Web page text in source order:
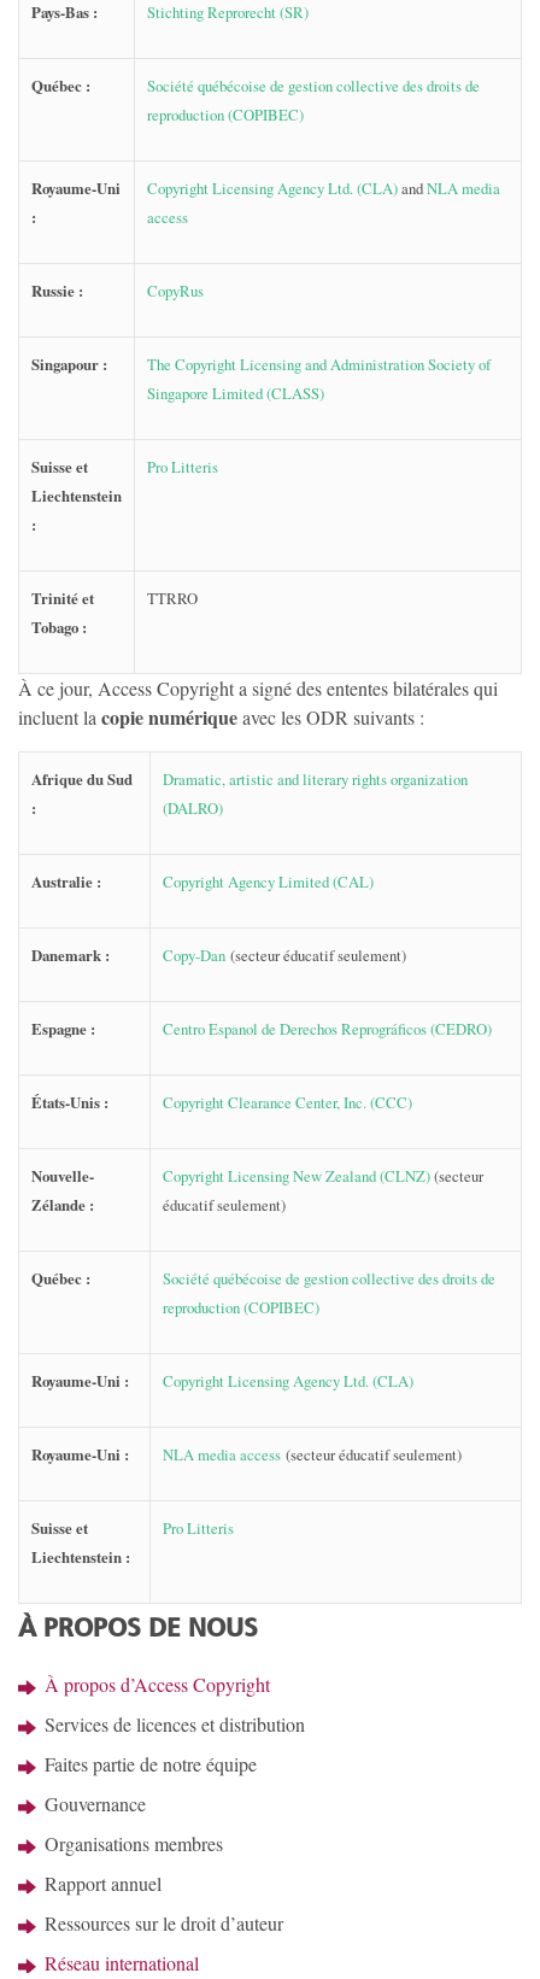
Pays-Bas : Stichting Reprorecht (SR)
Québec :
Société québécoise de gestion collective des droits de
reproduction (COPIBEC)
Royaume-Uni
:
Copyright Licensing Agency Ltd. (CLA)andNLA media
access
Russie : CopyRus
Singapour :
The Copyright Licensing and Administration Society of
Singapore Limited (CLASS)
Suisse et
Liechtenstein
:
Pro Litteris
Trinité et
Tobago :
TTRRO
À ce jour, Access Copyright a signé des ententes bilatérales qui
incluent la copie numériqueavec les ODR suivants :
Afrique du Sud
:
Dramatic, artistic and literary rights organization
(DALRO)
Australie : Copyright Agency Limited (CAL)
Danemark : Copy-Dan (secteur éducatif seulement)
Espagne : Centro Espanol de Derechos Reprográficos (CEDRO)
États-Unis : Copyright Clearance Center, Inc. (CCC)
Nouvelle-
Zélande :
Copyright Licensing New Zealand (CLNZ)(secteur
éducatif seulement)
Québec :
Société québécoise de gestion collective des droits de
reproduction (COPIBEC)
Royaume-Uni : Copyright Licensing Agency Ltd. (CLA)
Royaume-Uni : NLA media access (secteur éducatif seulement)
Suisse et
Liechtenstein :
Pro Litteris
À PROPOS DE NOUS
À propos d’Access Copyright
Services de licences et distribution
Faites partie de notre équipe
Gouvernance
Organisations membres
Rapport annuel
Ressources sur le droit d’auteur
Réseau international